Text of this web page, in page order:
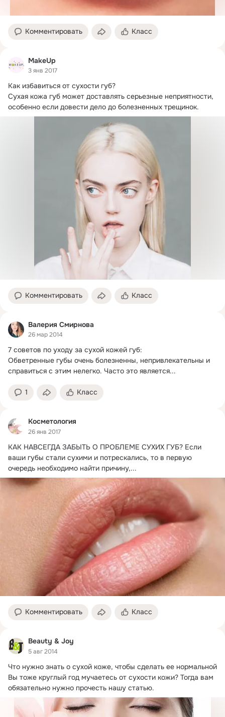
Комментировать Класс
MakeUp
3 янв 2017
Как избавиться от сухости губ?
Сухая кожа губ может доставлять серьезные неприятности,
особенно если довести дело до болезненных трещинок.
Комментировать Класс
Валерия Смирнова
26 мар 2014
7 советов по уходу за сухой кожей губ:
Обветренные губы очень болезненны, непривлекательны и
справиться с этим нелегко. Часто это является...
1 Класс
Косметология
26 янв 2017
КАК НАВСЕГДА ЗАБЫТЬ О ПРОБЛЕМЕ СУХИХ ГУБ? Если
ваши губы стали сухими и потрескались, то в первую
очередь необходимо найти причину,...
Комментировать Класс
Beauty & Joy
5 авг 2014
Что нужно знать о сухой коже, чтобы сделать ее нормальной
Вы тоже круглый год мучаетесь от сухости кожи? Тогда вам
обязательно нужно прочесть нашу статью.